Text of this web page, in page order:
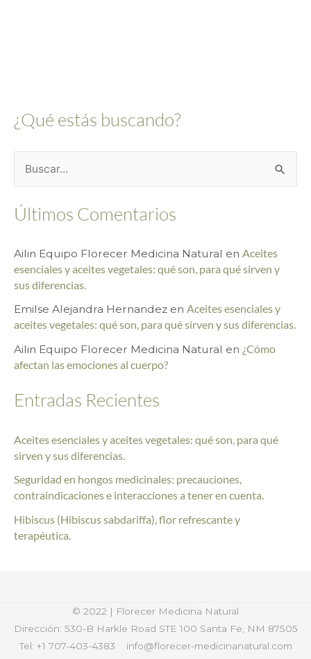
¿Qué estás buscando?
s
a
o
r
:
Últimos Comentarios
Ailin Equipo Florecer Medicina Natural en Aceites
esenciales y aceites vegetales: qué son, para qué sirven y
sus diferencias.
Emilse Alejandra Hernandez en Aceites esenciales y
aceites vegetales: qué son, para qué sirven y sus diferencias.
Ailin Equipo Florecer Medicina Natural en ¿Cómo
afectan las emociones al cuerpo?
Entradas Recientes
Aceites esenciales y aceites vegetales: qué son, para qué
sirven y sus diferencias.
Seguridad en hongos medicinales: precauciones,
contraindicaciones e interacciones a tener en cuenta.
Hibiscus (Hibiscus sabdariffa), flor refrescante y
terapéutica.
© 2022 | Florecer Medicina Natural
Dirección: 530-B Harkle Road STE 100 Santa Fe, NM 87505
Tel: +1 707-403-4383 info@florecer-medicinanatural.com